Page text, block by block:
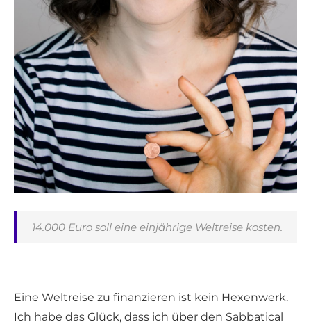
14.000 Euro soll eine einjährige Weltreise kosten.
Eine Weltreise zu finanzieren ist kein Hexenwerk.
Ich habe das Glück, dass ich über den Sabbatical